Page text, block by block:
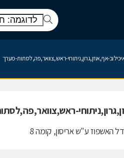
אף,אוזן,גרון,ניתוחי-ראש,צוואר,פה,לסתות-מערך